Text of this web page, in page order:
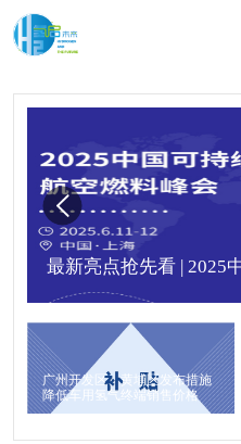
最新亮点抢先看 | 2025
广州开发区、黄埔区发布措施
降低车用氢气终端销售价格